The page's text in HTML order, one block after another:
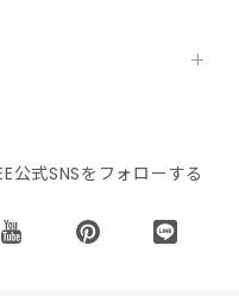
公式SNSをフォローする